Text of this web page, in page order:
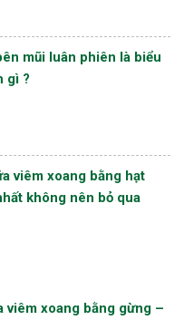
mũi luân phiên là biểu
gì ?
viêm xoang bằng hạt
không nên bỏ qua
viêm xoang bằng gừng –